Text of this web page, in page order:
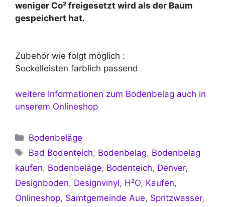
weniger Co² freigesetzt wird als der Baum
gespeichert hat.
Zubehör wie folgt möglich :
Sockelleisten farblich passend
weitere Informationen zum Bodenbelag auch in
unserem Onlineshop
Kategorien
Bodenbeläge
Schlagwörter
Bad Bodenteich, Bodenbelag, Bodenbelag
kaufen, Bodenbeläge, Bodenteich, Denver,
Designboden, Designvinyl, H²O, Kaufen,
Onlineshop, Samtgemeinde Aue, Spritzwasser,